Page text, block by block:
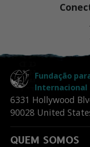
Fundação
Internacional
6331 Hollywood
90028 United
QUEM SOMOS